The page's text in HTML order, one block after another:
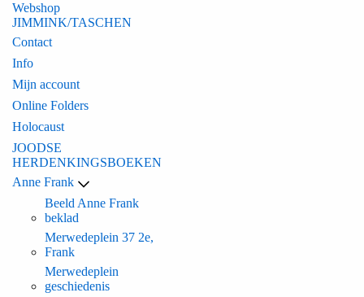
Webshop
JIMMINK/TASCHEN
Contact
Info
Mijn account
Online Folders
Holocaust
JOODSE
HERDENKINGSBOEKEN
Anne Frank
Beeld Anne Frank
beklad
Merwedeplein 37 2e,
Frank
Merwedeplein
geschiedenis